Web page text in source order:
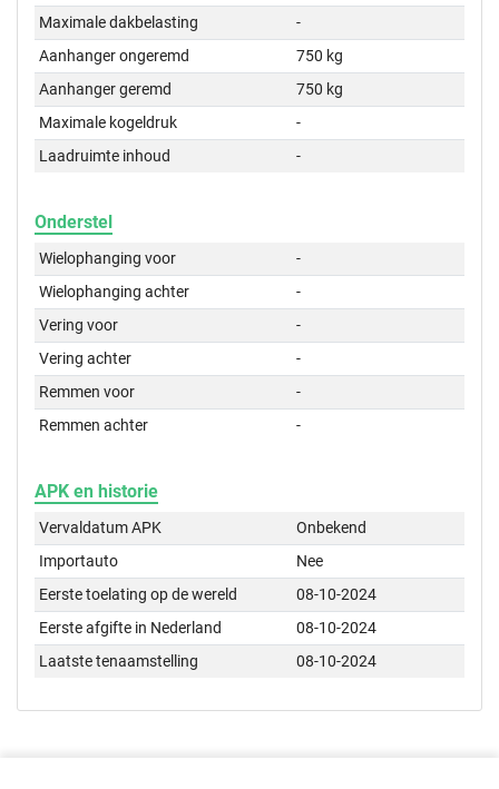
Maximale dakbelasting
-
Aanhanger ongeremd
750 kg
Aanhanger geremd
750 kg
Maximale kogeldruk
-
Laadruimte inhoud
-
Onderstel
Wielophanging voor
-
Wielophanging achter
-
Vering voor
-
Vering achter
-
Remmen voor
-
Remmen achter
-
APK en historie
Vervaldatum APK
Onbekend
Importauto
Nee
Eerste toelating op de wereld
08-10-2024
Eerste afgifte in Nederland
08-10-2024
Laatste tenaamstelling
08-10-2024